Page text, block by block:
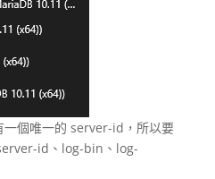
個唯一的 server-id，所以要
id、log-bin、log-